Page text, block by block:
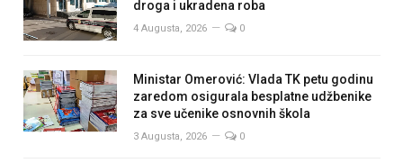
droga i ukradena roba
4 Augusta, 2026 0
Ministar Omerović: Vlada TK petu godinu
zaredom osigurala besplatne udžbenike
za sve učenike osnovnih škola
3 Augusta, 2026 0